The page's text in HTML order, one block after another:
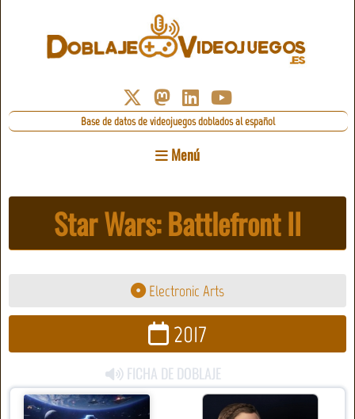
Base de datos de videojuegos doblados al español
Menú
Star Wars: Battlefront II
Electronic Arts
2017
FICHA DE DOBLAJE